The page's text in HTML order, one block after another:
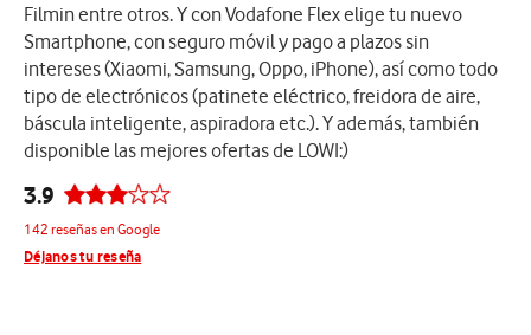
Filmin entre otros. Y con Vodafone Flex elige tu nuevo
Smartphone, con seguro móvil y pago a plazos sin
intereses (Xiaomi, Samsung, Oppo, iPhone), así como todo
tipo de electrónicos (patinete eléctrico, freidora de aire,
báscula inteligente, aspiradora etc.). Y además, también
disponible las mejores ofertas de LOWI:)
3.9
142 reseñas en Google
Déjanos tu reseña